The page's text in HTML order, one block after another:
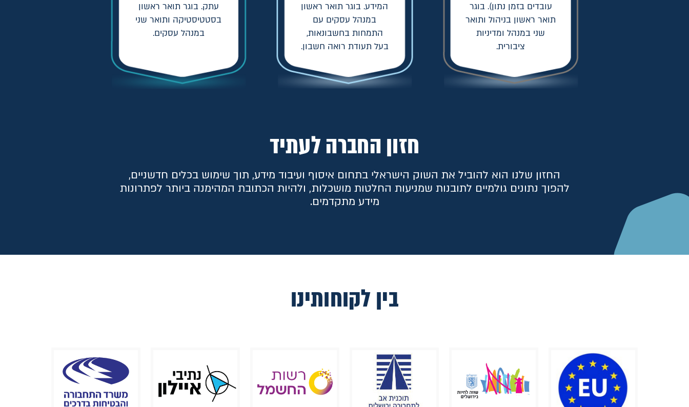
עובדים בזמן נתון). בוגר
תואר ראשון בניהול ותואר
שני במנהל ומדיניות
ציבורית.
המידע. בוגר תואר ראשון
במנהל עסקים עם
התמחות בחשבונאות,
בעל תעודת רואה חשבון.
עתק. בוגר תואר ראשון
בסטטיסטיקה ותואר שני
במנהל עסקים.
חזון החברה לעתיד
החזון שלנו הוא להוביל את השוק הישראלי בתחום איסוף ועיבוד מידע, תוך שימוש בכלים חדשניים,
להפוך נתונים גולמיים לתובנות שמניעות החלטות מושכלות, ולהיות הכתובת המהימנה ביותר לפתרונות
מידע מתקדמים.
בין לקוחותינו